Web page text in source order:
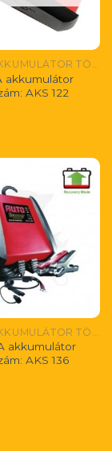
akkumulátor
AKS 122
akkumulátor
AKS 136